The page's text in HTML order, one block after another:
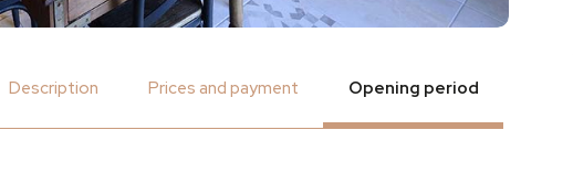
Description Prices and payment Opening period